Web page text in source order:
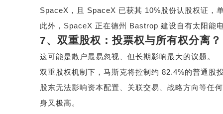
SpaceX ，且 SpaceX 已获其 10%股份认股权证，
此外， SpaceX 正在德州 Bastrop 建设自有太阳能
7、双重股权：投票权与所有权分离？
这可能是散户最易忽视、但长期影响最大的议题。
双重股权机制下，马斯克将控制约 82.4%的普通股
股东无法影响资本配置、关联交易、战略方向等任
身又极高。